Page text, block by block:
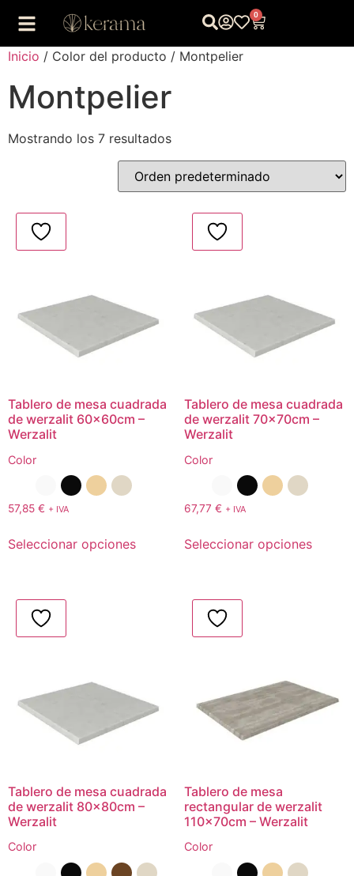
0
Inicio / Color del producto / Montpelier
Montpelier
Mostrando los 7 resultados
Tablero de mesa cuadrada
de werzalit 60x60cm –
Werzalit
Color
57,85 € + IVA
Seleccionar opciones
Tablero de mesa cuadrada
de werzalit 70x70cm –
Werzalit
Color
67,77 € + IVA
Seleccionar opciones
Tablero de mesa cuadrada
de werzalit 80x80cm –
Werzalit
Color
Tablero de mesa
rectangular de werzalit
110x70cm – Werzalit
Color